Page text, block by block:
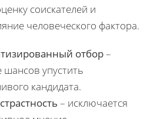
соискателей и
человеческого фактора.
отбор–
упустить
кандидата.
– исключается